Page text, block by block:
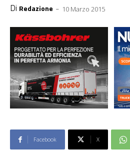
Di Redazione - 10 Marzo 2015
Facebook X